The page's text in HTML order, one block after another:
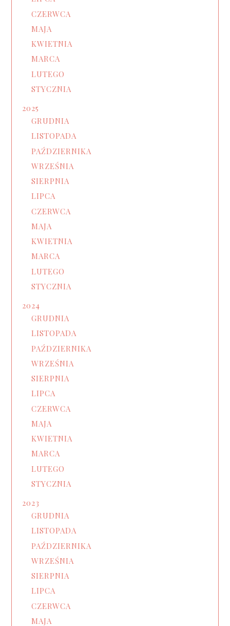
CZERWCA
MAJA
KWIETNIA
MARCA
LUTEGO
STYCZNIA
2025
GRUDNIA
LISTOPADA
PAŹDZIERNIKA
WRZEŚNIA
SIERPNIA
LIPCA
CZERWCA
MAJA
KWIETNIA
MARCA
LUTEGO
STYCZNIA
2024
GRUDNIA
LISTOPADA
PAŹDZIERNIKA
WRZEŚNIA
SIERPNIA
LIPCA
CZERWCA
MAJA
KWIETNIA
MARCA
LUTEGO
STYCZNIA
2023
GRUDNIA
LISTOPADA
PAŹDZIERNIKA
WRZEŚNIA
SIERPNIA
LIPCA
CZERWCA
MAJA